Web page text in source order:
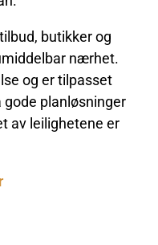
butikker og
nærhet.
og er tilpasset
gode planløsninger
av leilighetene er